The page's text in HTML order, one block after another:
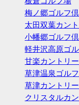
梅ノ郷ゴルフ
太田双葉カン
小幡郷ゴルフ
軽井沢高原ゴ
甘楽カントリ
草津温泉ゴル
草津カントリ
クリスタルカ